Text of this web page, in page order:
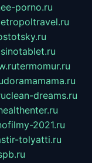
porno.ru
termomur.ru
doramamama.ru
clean-dreams.ru
2021.ru
tolyatti.ru